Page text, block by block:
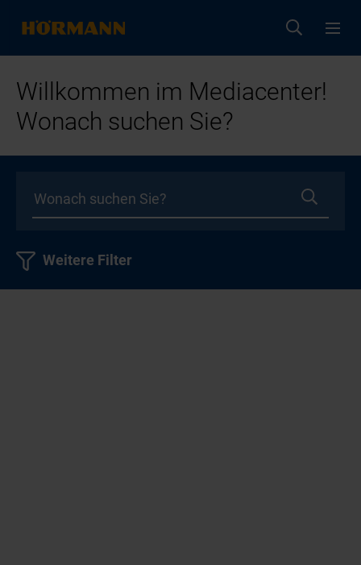
Willkommen im Mediacenter!
Wonach suchen Sie?
Weitere Filter